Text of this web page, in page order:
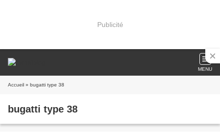
Publicité
MENU
Accueil » bugatti type 38
bugatti type 38